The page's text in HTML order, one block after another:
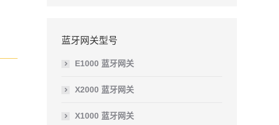
蓝牙网关型号
E1000 蓝牙网关
X2000 蓝牙网关
X1000 蓝牙网关